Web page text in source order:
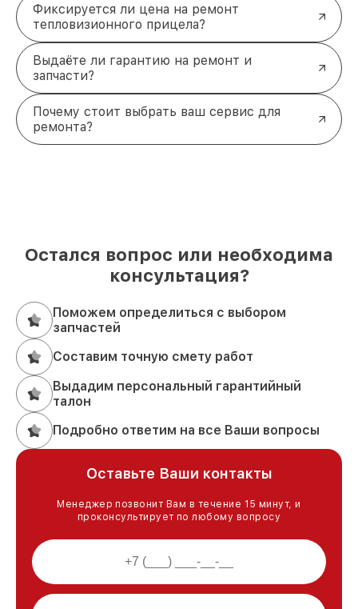
Фиксируется ли цена на ремонт
тепловизионного прицела?
Выдаёте ли гарантию на ремонт и
запчасти?
Почему стоит выбрать ваш сервис для
ремонта?
Остался вопрос или необходима
консультация?
Поможем определиться с выбором
запчастей
Составим точную смету работ
Выдадим персональный гарантийный
талон
Подробно ответим на все Ваши вопросы
Оставьте Ваши контакты
Менеджер позвонит Вам в течение 15 минут, и
проконсультирует по любому вопросу